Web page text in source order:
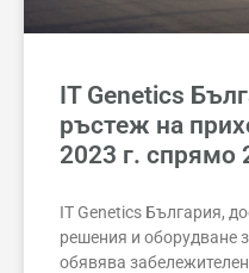
IT Genetics
ръстеж на
2023 г. спрямо
IT Genetics България,
решения и оборудване
обявява